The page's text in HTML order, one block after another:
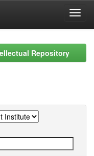
Repository